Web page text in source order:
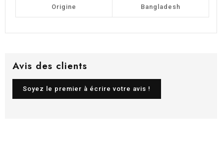
Origine Bangladesh
Avis des clients
Soyez le premier à écrire votre avis !